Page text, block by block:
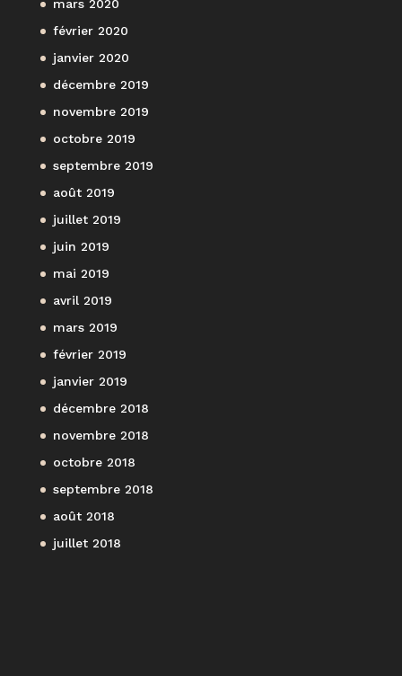
mars 2020
février 2020
janvier 2020
décembre 2019
novembre 2019
octobre 2019
septembre 2019
août 2019
juillet 2019
juin 2019
mai 2019
avril 2019
mars 2019
février 2019
janvier 2019
décembre 2018
novembre 2018
octobre 2018
septembre 2018
août 2018
juillet 2018